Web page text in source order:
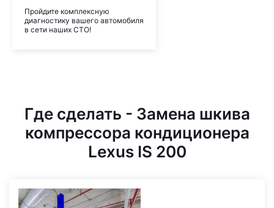
Пройдите комплексную
диагностику вашего автомобиля
в сети наших СТО!
Где сделать - Замена шкива
компрессора кондиционера
Lexus IS 200